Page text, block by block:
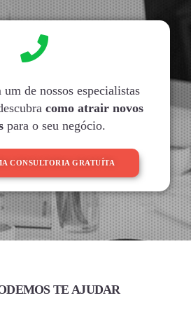
de nossos especialistas
como atrair novos
para o seu negócio.
CONSULTORIA GRATUÍTA
TE AJUDAR